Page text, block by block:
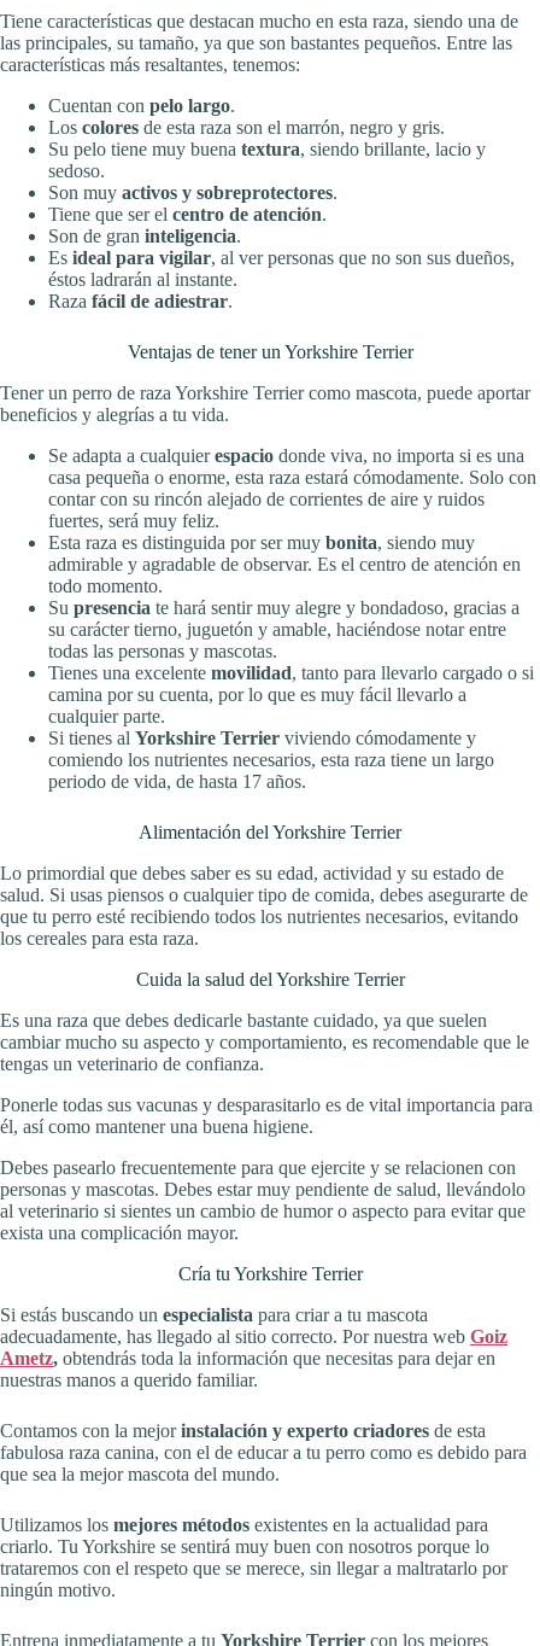
Tiene características que destacan mucho en esta raza, siendo una de
las principales, su tamaño, ya que son bastantes pequeños. Entre las
características más resaltantes, tenemos:
Cuentan con pelo largo.
Los colores de esta raza son el marrón, negro y gris.
Su pelo tiene muy buena textura, siendo brillante, lacio y
sedoso.
Son muy activos y sobreprotectores.
Tiene que ser el centro de atención.
Son de gran inteligencia.
Es ideal para vigilar, al ver personas que no son sus dueños,
éstos ladrarán al instante.
Raza fácil de adiestrar.
Ventajas de tener un Yorkshire Terrier
Tener un perro de raza Yorkshire Terrier como mascota, puede aportar
beneficios y alegrías a tu vida.
Se adapta a cualquierespacio donde viva, no importa si es una
casa pequeña o enorme, esta raza estará cómodamente. Solo con
contar con su rincón alejado de corrientes de aire y ruidos
fuertes, será muy feliz.
Esta raza es distinguida por ser muy bonita, siendo muy
admirable y agradable de observar. Es el centro de atención en
todo momento.
Su presencia te hará sentir muy alegre y bondadoso, gracias a
su carácter tierno, juguetón y amable, haciéndose notar entre
todas las personas y mascotas.
Tienes una excelente movilidad, tanto para llevarlo cargado o si
camina por su cuenta, por lo que es muy fácil llevarlo a
cualquier parte.
Si tienes al Yorkshire Terrier viviendo cómodamente y
comiendo los nutrientes necesarios, esta raza tiene un largo
periodo de vida, de hasta 17 años.
Alimentación del Yorkshire Terrier
Lo primordial que debes saber es su edad, actividad y su estado de
salud. Si usas piensos o cualquier tipo de comida, debes asegurarte de
que tu perro esté recibiendo todos los nutrientes necesarios, evitando
los cereales para esta raza.
Cuida la salud del Yorkshire Terrier
Es una raza que debes dedicarle bastante cuidado, ya que suelen
cambiar mucho su aspecto y comportamiento, es recomendable que le
tengas un veterinario de confianza.
Ponerle todas sus vacunas y desparasitarlo es de vital importancia para
él, así como mantener una buena higiene.
Debes pasearlo frecuentemente para que ejercite y se relacionen con
personas y mascotas. Debes estar muy pendiente de salud, llevándolo
al veterinario si sientes un cambio de humor o aspecto para evitar que
exista una complicación mayor.
Cría tu Yorkshire Terrier
Si estás buscando un especialista para criar a tu mascota
adecuadamente, has llegado al sitio correcto. Por nuestra web Goiz
Ametz, obtendrás toda la información que necesitas para dejar en
nuestras manos a querido familiar.
Contamos con la mejorinstalación y experto criadores de esta
fabulosa raza canina, con el de educar a tu perro como es debido para
que sea la mejor mascota del mundo.
Utilizamos los mejores métodos existentes en la actualidad para
criarlo. Tu Yorkshire se sentirá muy buen con nosotros porque lo
trataremos con el respeto que se merece, sin llegar a maltratarlo por
ningún motivo.
Entrena inmediatamente a tu Yorkshire Terrier con los mejores